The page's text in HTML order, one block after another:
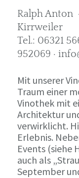
Ralph Anton
Kirrweiler
Tel.: 06321
952069 ·
Mit unserer
Traum einer
Vinothek mit
Architektur
verwirklicht.
Erlebnis.
Events (siehe
auch als
September